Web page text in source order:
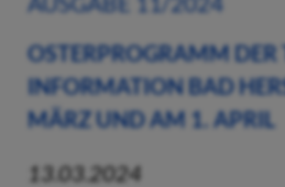
OSTERPROGRAMM DER
INFORMATION BAD
MÄRZ UND AM 1. APRIL
13.03.2024